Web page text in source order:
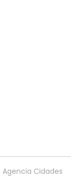
Agencia Cidades